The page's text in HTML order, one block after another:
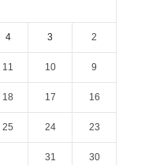
2
3
4
9
10
11
16
17
18
23
24
25
30
31